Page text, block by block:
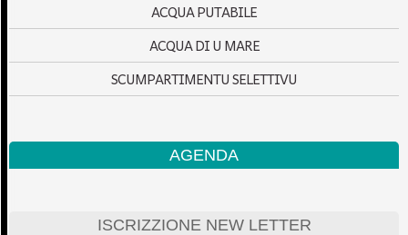
ACQUA PUTABILE
ACQUA DI U MARE
SCUMPARTIMENTU SELETTIVU
AGENDA
ISCRIZZIONE NEW LETTER